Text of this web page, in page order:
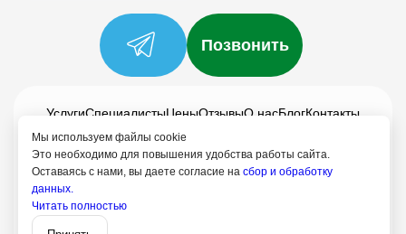
Мы используем файлы cookie
Это необходимо для повышения удобства работы сайта.
Оставаясь с нами, вы даете согласие на сбор и обработку
данных.
Читать полностью
Позвонить
УслугиСпециалистыЦеныОтзывыО насБлогКонтакты
Политика конфиденциальности
Согласие на обработку
8 (499) 113-80-28